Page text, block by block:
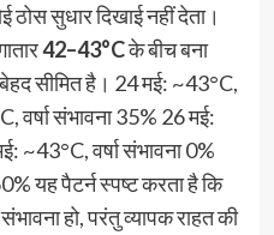
ठोस सुधार दिखाई नहीं देता।
42–43°Cके बीच बना
सीमित है। 24 मई: ~43°C,
वर्षा संभावना 35% 26 मई:
~43°C, वर्षा संभावना 0%
यह पैटर्न स्पष्ट करता है कि
हो, परंतु व्यापक राहत की